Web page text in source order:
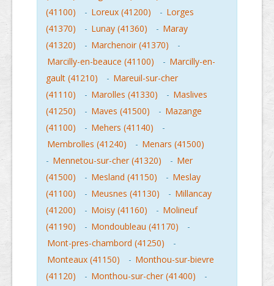
(41100)
- Loreux (41200) - Lorges
(41370)
- Lunay (41360) - Maray
(41320)
- Marchenoir (41370)
-
Marcilly-en-beauce (41100)
- Marcilly-en-
gault (41210)
- Mareuil-sur-cher
(41110)
- Marolles (41330) - Maslives
(41250)
- Maves (41500) - Mazange
(41100)
- Mehers (41140)
-
Membrolles (41240)
- Menars (41500)
- Mennetou-sur-cher (41320) - Mer
(41500)
- Mesland (41150) - Meslay
(41100)
- Meusnes (41130) - Millancay
(41200)
- Moisy (41160) - Molineuf
(41190)
- Mondoubleau (41170)
-
Mont-pres-chambord (41250)
-
Monteaux (41150)
- Monthou-sur-bievre
(41120)
- Monthou-sur-cher (41400)
-